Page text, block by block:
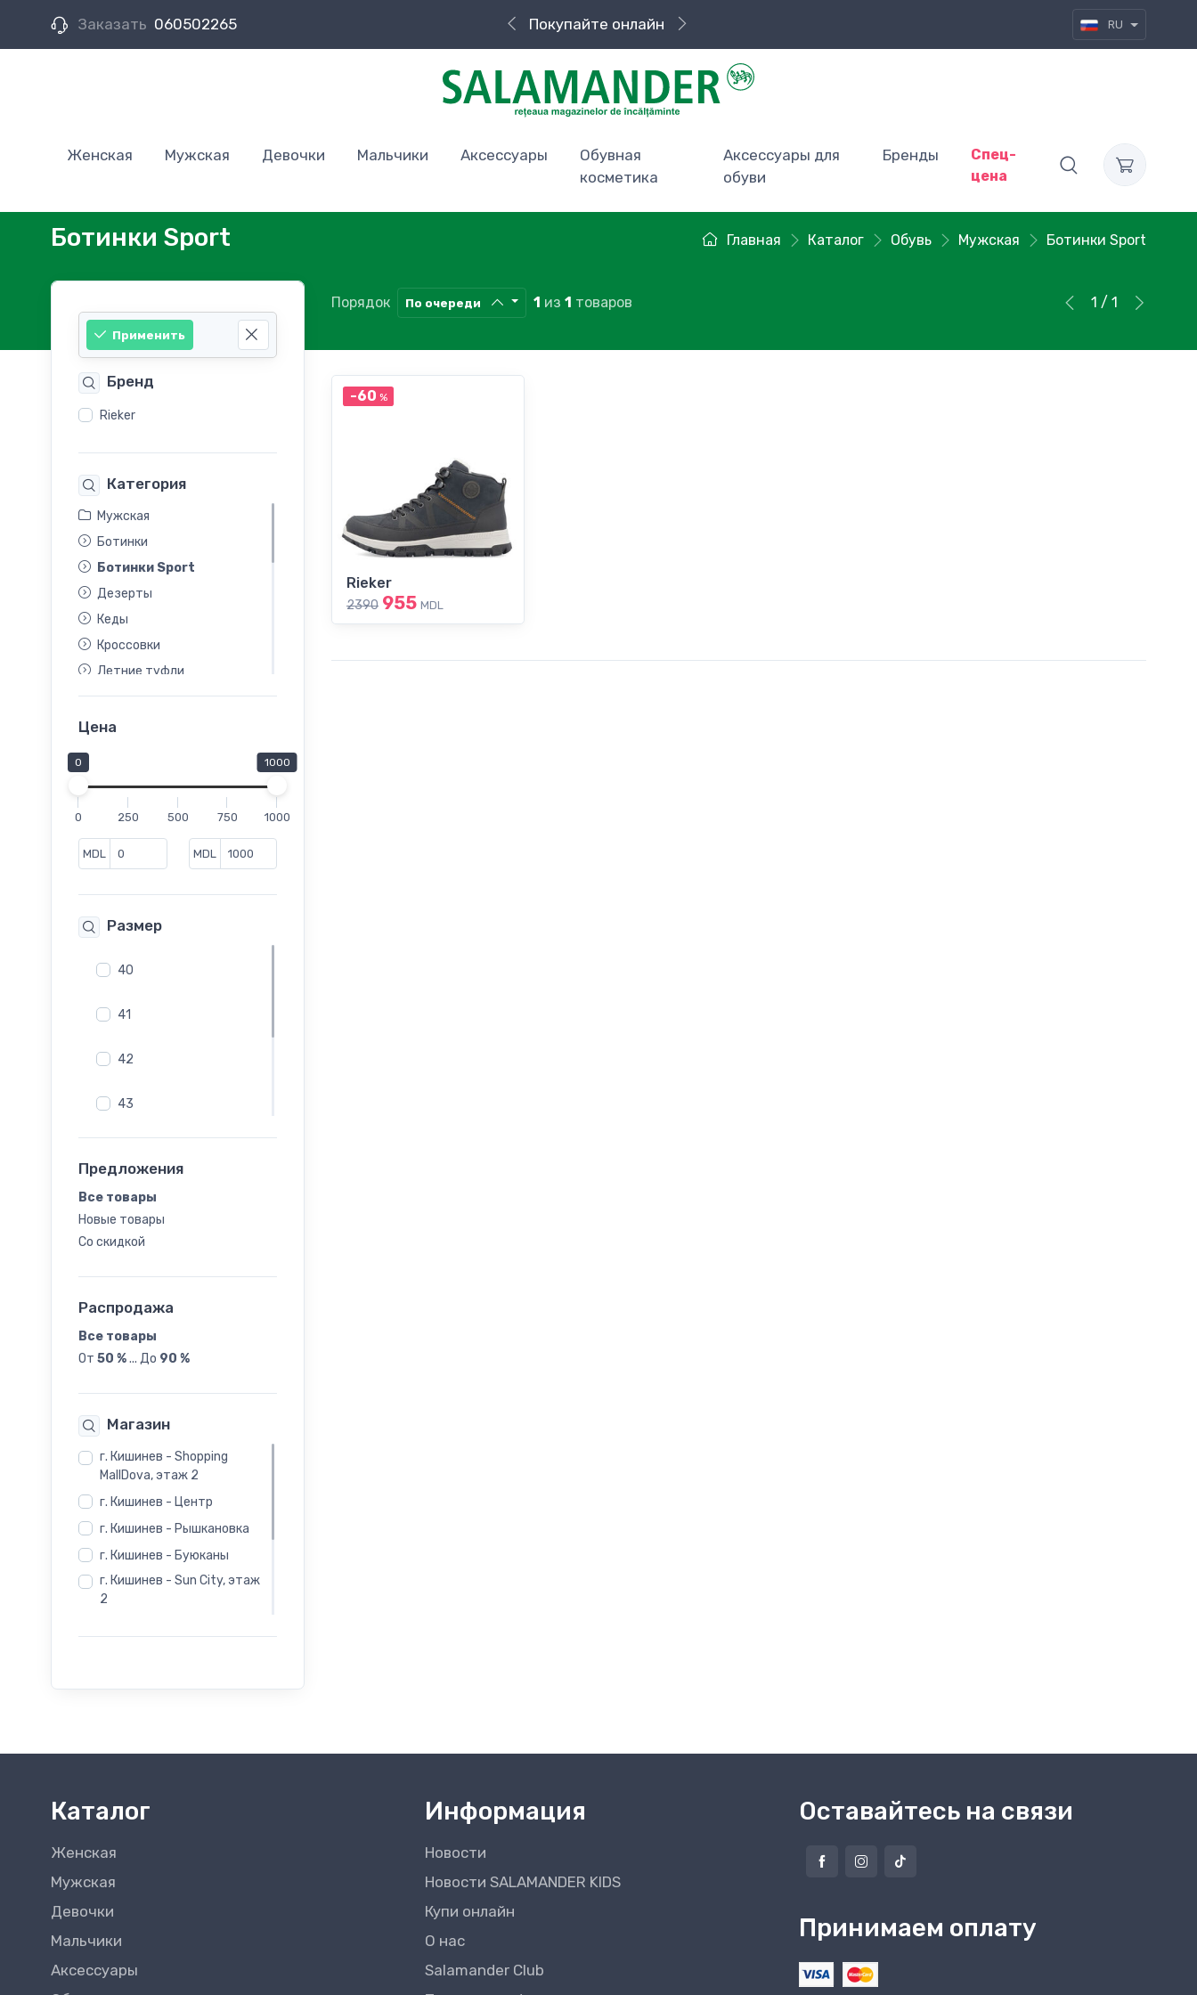
Заказать 060502265 Покупайте онлайн
Быстрая доставка RU
Женская Мужская Девочки Мальчики Аксессуары
Обувная
косметика
Аксессуары для
обуви
Бренды
Спец-
цена
Главная Каталог Обувь Мужская Ботинки Sport
Ботинки Sport
Применить
Бренд
Rieker
Категория
Мужская
Ботинки
Ботинки Sport
Дезерты
Кеды
Кроссовки
Летние туфли
Лоферы
Мокасины
Сандалии
Сапоги
Туфли
Шлепанцы
Цена
0 1000
0 250 500 750 1000
MDL MDL
Размер
40
41
42
43
45
46
Предложения
Все товары
Новые товары
Со скидкой
Распродажа
Все товары
От 50 %... До 90 %
Магазин
г. Кишинев - Shopping
MallDova, этаж 2
г. Кишинев - Центр
г. Кишинев - Рышкановка
г. Кишинев - Буюканы
г. Кишинев - Sun City, этаж
2
Evimall, Н. Йорга 5
Порядок По очереди 1 из 1 товаров 1 / 1
-60 %
Rieker
2390 955 MDL
Каталог
Женская
Мужская
Девочки
Мальчики
Аксессуары
Информация
Новости
Новости SALAMANDER KIDS
Купи онлайн
О нас
Salamander Club
Оставайтесь на связи
Принимаем оплату